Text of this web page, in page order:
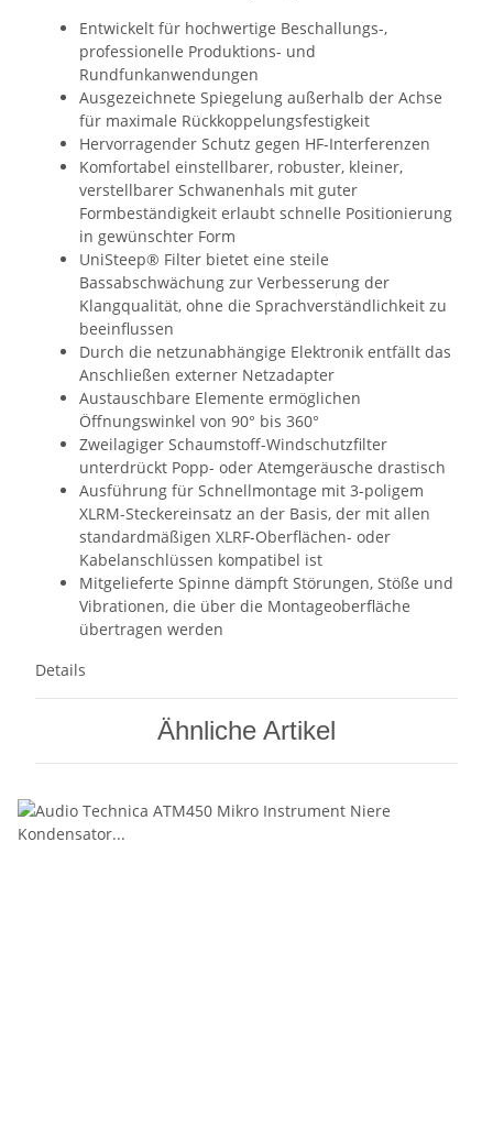
Entwickelt für hochwertige Beschallungs-,
professionelle Produktions- und
Rundfunkanwendungen
Ausgezeichnete Spiegelung außerhalb der Achse
für maximale Rückkoppelungsfestigkeit
Hervorragender Schutz gegen HF-Interferenzen
Komfortabel einstellbarer, robuster, kleiner,
verstellbarer Schwanenhals mit guter
Formbeständigkeit erlaubt schnelle Positionierung
in gewünschter Form
UniSteep® Filter bietet eine steile
Bassabschwächung zur Verbesserung der
Klangqualität, ohne die Sprachverständlichkeit zu
beeinflussen
Durch die netzunabhängige Elektronik entfällt das
Anschließen externer Netzadapter
Austauschbare Elemente ermöglichen
Öffnungswinkel von 90° bis 360°
Zweilagiger Schaumstoff-Windschutzfilter
unterdrückt Popp- oder Atemgeräusche drastisch
Ausführung für Schnellmontage mit 3-poligem
XLRM-Steckereinsatz an der Basis, der mit allen
standardmäßigen XLRF-Oberflächen- oder
Kabelanschlüssen kompatibel ist
Mitgelieferte Spinne dämpft Störungen, Stöße und
Vibrationen, die über die Montageoberfläche
übertragen werden
Details
Ähnliche Artikel